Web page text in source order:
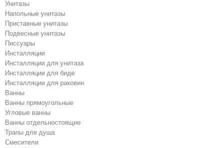
Унитазы
Напольные унитазы
Приставные унитазы
Подвесные унитазы
Писсуары
Инсталляции
Инсталляции для унитаза
Инсталляции для биде
Инсталляции для раковин
Ванны
Ванны прямоугольные
Угловые ванны
Ванны отдельностоящие
Трапы для душа
Смесители